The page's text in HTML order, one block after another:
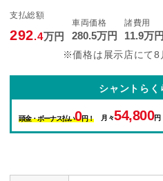
支払総額
292.4万円
車両価格
280.5万円
諸費用
11.9万円
※価格は展示店にて
シャントらく
頭金・ボーナス払い0円！ 月々54,800円